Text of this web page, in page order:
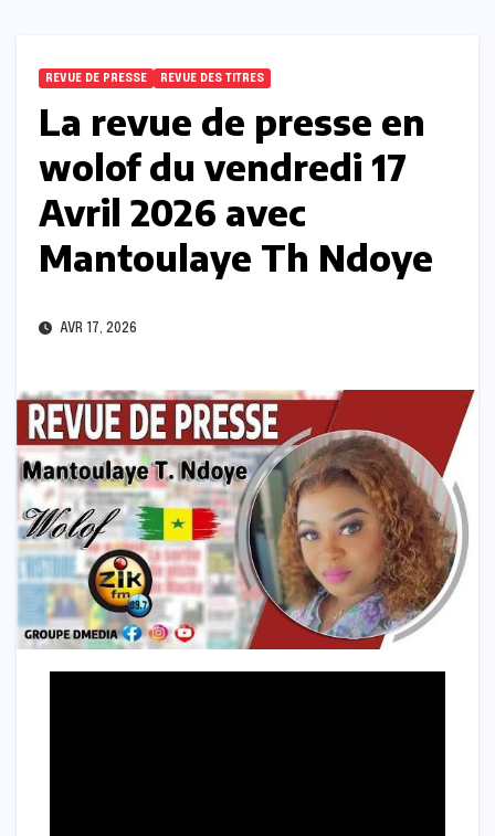
REVUE DE PRESSE REVUE DES TITRES
La revue de presse en
wolof du vendredi 17
Avril 2026 avec
Mantoulaye Th Ndoye
AVR 17, 2026